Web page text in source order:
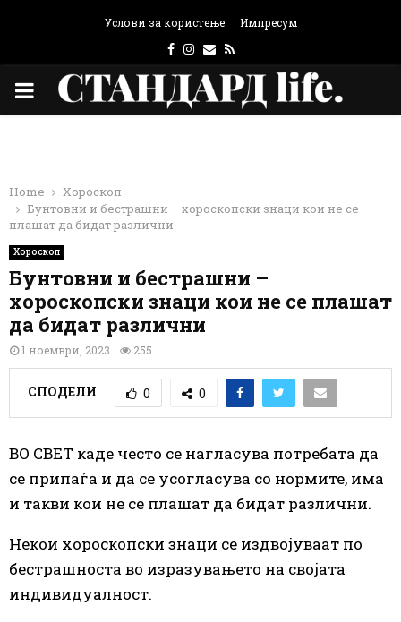
Услови за користење Импресум
Facebook
Instagram
Email
Rss
PRIMARY
Home
Хороскоп
Бунтовни и бестрашни – хороскопски знаци кои не се
плашат да бидат различни
Хороскоп
Бунтовни и бестрашни –
хороскопски знаци кои не се плашат
да бидат различни
1 ноември, 2023 255
СПОДЕЛИ 0 0
ВО СВЕТ каде често се нагласува потребата да
се припаѓа и да се усогласува со нормите, има
и такви кои не се плашат да бидат различни.
Некои хороскопски знаци се издвојуваат по
бестрашноста во изразувањето на својата
индивидуалност.